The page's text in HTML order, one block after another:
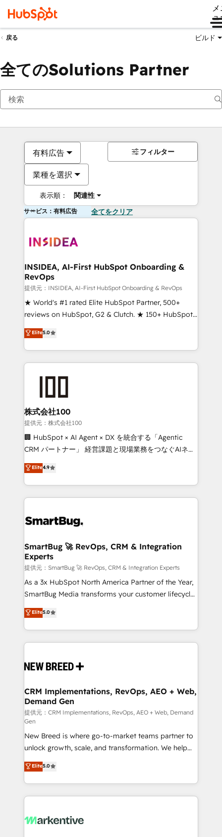
ュ
戻る ビルド
全てのSolutions Partner
有料広告
業種を選択
表示順： 関連性
フィルター
サービス：有料広告 全てをクリア
INSIDEA, AI-First HubSpot Onboarding &
RevOps
提供元：INSIDEA, AI-First HubSpot Onboarding & RevOps
★ World's #1 rated Elite HubSpot Partner, 500+
reviews on HubSpot, G2 & Clutch. ★ 150+ HubSpot
Certified Experts & Trainers across the team ★
1,500+ implementations across five continents ★ AI-
First, RevOps-led, Onboarding obsessed ★
Company of the Year 2024/25 INSIDEA helps
and build AI-powered workflows that drive adoption
from week one, in your time zone. What we do ➤
Onboarding: Live in weeks, with workflows built
around your business, not a template. ➤ Migration:
Move from any legacy CRM. Zero downtime, full data
run your revenue process. Sales, marketing, and
service wired together. ➤ AI and Integrations: Layer
tune-ups, feature rollouts, adoption coaching. Buying
HubSpot, switching to it, or reviving a stale portal?
We are built for the work.
Elite5.0
株式会社100
提供元：株式会社100
🏢 HubSpot × AI Agent × DX を統合する「Agentic
CRM パートナー」 経営課題と現場業務をつなぐAIネイ
ティブ・エージェンシーとして、HubSpot Eliteの実装
力で顧客フロント業務を再設計します。 💡 100inc は何
をする会社か？ HubSpotを共通基盤に、AIエージェン
トを組み込んだ顧客フロント業務（マーケティング・営
ィブ・エージェンシーです。事業部・グループ会社・部
を、CRMを軸とした全社共通基盤に再構築します。意
思決定者・PMO・現場担当者に並走します。 1️⃣
HubSpot導入・活用支援 顧客データの一元化から、
GTMの見える化・自動化まで。全Hub統合運用、デー
タ品質設計、グループ横断のCRM統合に対応します。
の一部をAIが自律実行する組織への移行を設計・実装。
Breeze・Claude等をHubSpotと連携させ、役割定義・
革を、構想から実装・定着までPMOとして主導。「設
の統合・浸透・変革管理を実行します。 ▸ CMS戦略設
計・構築：リード獲得・CVR・SEOを前提にした情報設
計・導線設計・テンプレート設計をContent Hubで一体
提供。 ▸ 既存CRM・MAからの移行支援：Salesforce・
Marketo・Pardot等からの移行、カスタム設計、履歴
データ移行と活用設計まで。 ▸ AEO対応：ChatGPT・
ンツとサイト構造を最適化。 🏆 なぜ100incを選ぶの
か？ ✓ HubSpot Eliteパートナー認定 ✓ HubSpotアワ
ード受賞・HUGリーダー ✓ ISO27001:2022 /
HubSpot大百科 出版 CRM・AI活用に関するご相談、現
Elite4.9
SmartBug 🚀 RevOps, CRM & Integration
Experts
提供元：SmartBug 🚀 RevOps, CRM & Integration Experts
As a 3x HubSpot North America Partner of the Year,
SmartBug Media transforms your customer lifecycle
into a revenue engine. Our unified ecosystem
includes specialized divisions Globalia (AI &
Software) and Point Success Media (Paid Media),
making this the official home for all three brands. 🔄
and system integrations powered by Globalia’s
trainers to drive platform adoption. 📈 Revenue
Generation - Full-funnel marketing and high-
performance advertising via Point Success Media. -
Expert deployment of Breeze AI and custom agents
to automate growth. 🏆 Elite Excellence - 8 platform
accreditations and deep HIPAA-compliance
expertise. - A team of 250+ experts dedicated to
your resilient growth.
Elite5.0
CRM Implementations, RevOps, AEO + Web,
Demand Gen
提供元：CRM Implementations, RevOps, AEO + Web, Demand
Gen
New Breed is where go-to-market teams partner to
unlock growth, scale, and transformation. We help
companies activate HubSpot’s AI-powered
customer platform and operationalize HubSpot’s
Loop Marketing framework through expert-led
services, smart agents, and purpose-built apps,
results, fast. ⚙️CRM & RevOps: Align all Hubs to your
Elite5.0